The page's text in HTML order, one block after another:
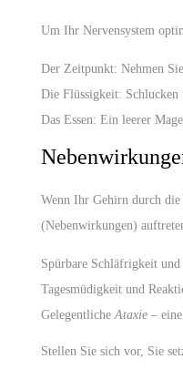
Um Ihr Nervensystem
Der Zeitpunkt: Nehmen
Die Flüssigkeit:
Das Essen: Ein leerer
Wenn Ihr Gehirn durch die
(Nebenwirkungen)
Spürbare Schläfrigkeit
Tagesmüdigkeit und
GelegentlicheAtaxie –
Stellen Sie sich vor, Sie